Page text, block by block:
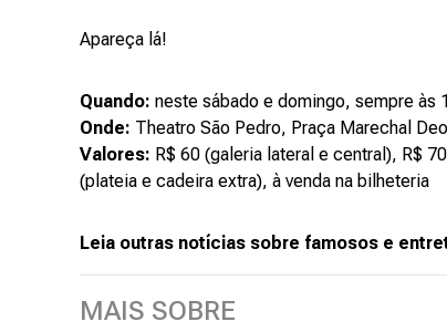
Apareça lá!
Quando: neste sábado e domingo, sempre às
Onde: Theatro São Pedro, Praça Marechal
Valores: R$ 60 (galeria lateral e central), R$
(plateia e cadeira extra), à venda na bilheteria
Leia outras notícias sobre famosos e
MAIS SOBRE